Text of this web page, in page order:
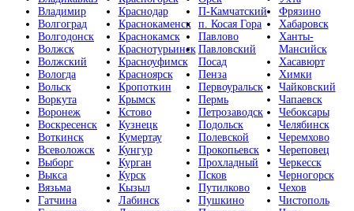
Владимир
Волгоград
Волгодонск
Волжск
Волжский
Вологда
Вольск
Воркута
Воронеж
Воскресенск
Воткинск
Всеволожск
Выборг
Выкса
Вязьма
Гатчина
Краснодар
Краснокаменск
Краснокамск
Краснотурьинск
Красноуфимск
Красноярск
Кропоткин
Крымск
Кстово
Кузнецк
Кумертау
Кунгур
Курган
Курск
Кызыл
Лабинск
П-Камчатский
п. Косая Гора
Павлово
Павловский
Посад
Пенза
Первоуральск
Пермь
Петрозаводск
Подольск
Полевской
Прокопьевск
Прохладный
Псков
Путилково
Пушкино
Фрязино
Хабаровск
Ханты-
Мансийск
Хасавюрт
Химки
Чайковский
Чапаевск
Чебоксары
Челябинск
Черемхово
Череповец
Черкесск
Черногорск
Чехов
Чистополь